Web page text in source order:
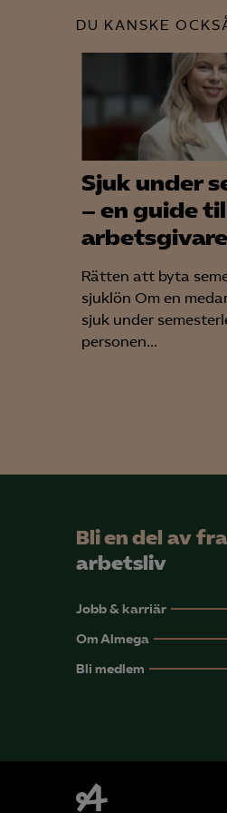
DU KANSKE
Sjuk under
– en guide
arbetsgivare
Rätten att byta
sjuklön Om en
sjuk under
personen...
Bli en del av
arbetsliv
Jobb & karriär
Om Almega
Bli medlem